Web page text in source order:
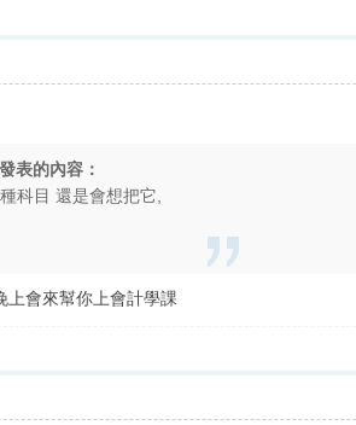
發表的內容：
科目 還是會想把它,
上會來幫你上會計學課